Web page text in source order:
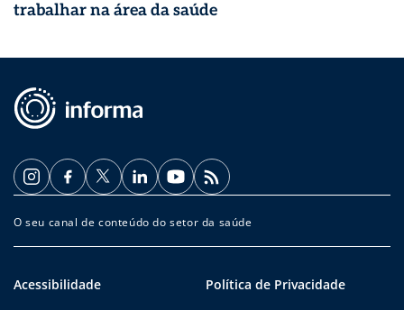
trabalhar na área da saúde
O seu canal de conteúdo do setor da saúde
Acessibilidade
Política de Privacidade